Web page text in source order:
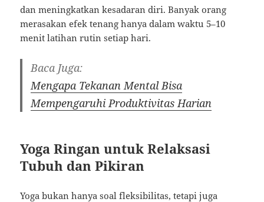
dan meningkatkan kesadaran diri. Banyak orang
merasakan efek tenang hanya dalam waktu 5–10
menit latihan rutin setiap hari.
Baca Juga:
Mengapa Tekanan Mental Bisa
Mempengaruhi Produktivitas Harian
Yoga Ringan untuk Relaksasi
Tubuh dan Pikiran
Yoga bukan hanya soal fleksibilitas, tetapi juga